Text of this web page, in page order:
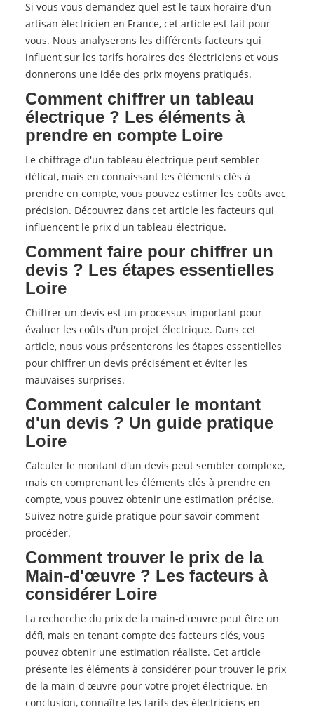
Si vous vous demandez quel est le taux horaire d'un
artisan électricien en France, cet article est fait pour
vous. Nous analyserons les différents facteurs qui
influent sur les tarifs horaires des électriciens et vous
donnerons une idée des prix moyens pratiqués.
Comment chiffrer un tableau
électrique ? Les éléments à
prendre en compte Loire
Le chiffrage d'un tableau électrique peut sembler
délicat, mais en connaissant les éléments clés à
prendre en compte, vous pouvez estimer les coûts avec
précision. Découvrez dans cet article les facteurs qui
influencent le prix d'un tableau électrique.
Comment faire pour chiffrer un
devis ? Les étapes essentielles
Loire
Chiffrer un devis est un processus important pour
évaluer les coûts d'un projet électrique. Dans cet
article, nous vous présenterons les étapes essentielles
pour chiffrer un devis précisément et éviter les
mauvaises surprises.
Comment calculer le montant
d'un devis ? Un guide pratique
Loire
Calculer le montant d'un devis peut sembler complexe,
mais en comprenant les éléments clés à prendre en
compte, vous pouvez obtenir une estimation précise.
Suivez notre guide pratique pour savoir comment
procéder.
Comment trouver le prix de la
Main-d'œuvre ? Les facteurs à
considérer Loire
La recherche du prix de la main-d'œuvre peut être un
défi, mais en tenant compte des facteurs clés, vous
pouvez obtenir une estimation réaliste. Cet article
présente les éléments à considérer pour trouver le prix
de la main-d'œuvre pour votre projet électrique. En
conclusion, connaître les tarifs des électriciens en